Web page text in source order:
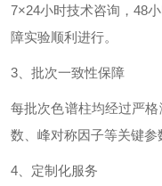
7×24小时技术咨询，48
障实验顺利进行。
3、批次一致性保障
每批次色谱柱均经过严
数、峰对称因子等关键参
4、定制化服务